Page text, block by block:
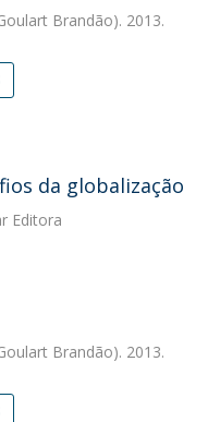
Brandão). 2013.
da globalização
Editora
Brandão). 2013.